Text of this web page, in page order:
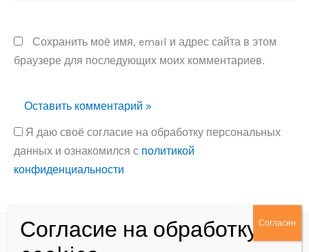
Сохранить моё имя, email и адрес сайта в этом
браузере для последующих моих комментариев.
Я даю своё согласие на обработку персональных
данных и ознакомился с политикой
конфиденциальности